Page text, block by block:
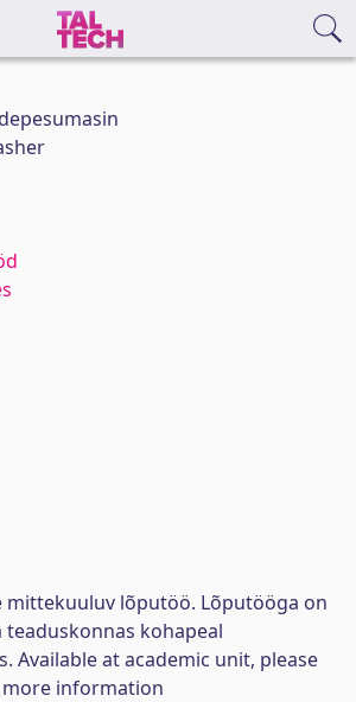
mittekuuluv lõputöö. Lõputööga on
kohapeal
Available at academic unit, please
information